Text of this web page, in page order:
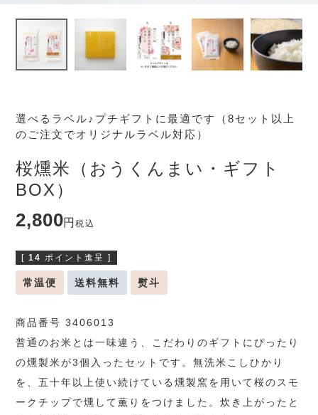
選べるラベル♪プチギフトに最適です（8セット以上
のご注文でオリジナルラベル対応）
桜燻米（おうくんまい・ギフト
BOX）
2,800 税込
[ 14 ポイント進呈 ]
常温便 送料無料 熨斗
商品番号 3406013
普通のお米とは一味違う、こだわりのギフトにぴったり
の燻製米が3個入ったセットです。無洗米こしひかり
を、五十年以上使い続けている燻製窯を用いて桜のスモ
ークチップで燻して薫りをつけました。炊き上がったと